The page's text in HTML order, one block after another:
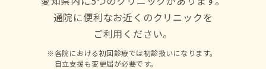
通院に便利なお近くのクリニックを
ご利用ください。
各院における初回診療では初診扱いになります。
自立支援も変更届が必要です。